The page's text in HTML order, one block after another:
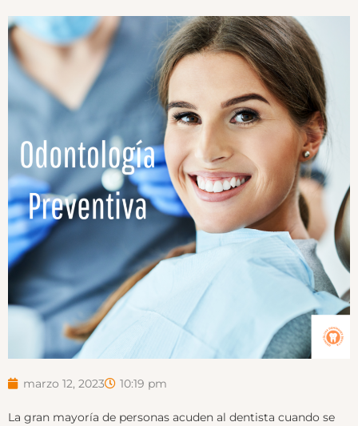
marzo 12, 2023 10:19 pm
La gran mayoría de personas acuden al dentista cuando se